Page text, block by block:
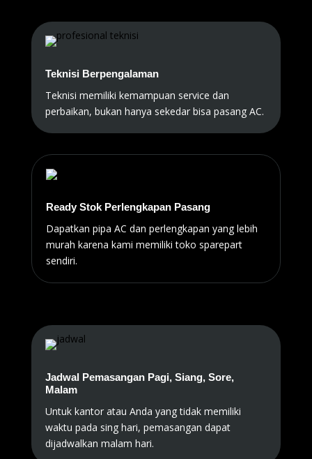
Teknisi Berpengalaman
Teknisi memiliki kemampuan service dan
perbaikan, bukan hanya sekedar bisa pasang AC.
Ready Stok Perlengkapan Pasang
Dapatkan pipa AC dan perlengkapan yang lebih
murah karena kami memiliki toko sparepart
sendiri.
Jadwal Pemasangan Pagi, Siang, Sore,
Malam
Untuk kantor atau Anda yang tidak memiliki
waktu pada sing hari, pemasangan dapat
dijadwalkan malam hari.